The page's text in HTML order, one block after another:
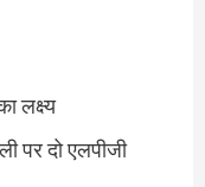
लक्ष्य
पर दो एलपीजी